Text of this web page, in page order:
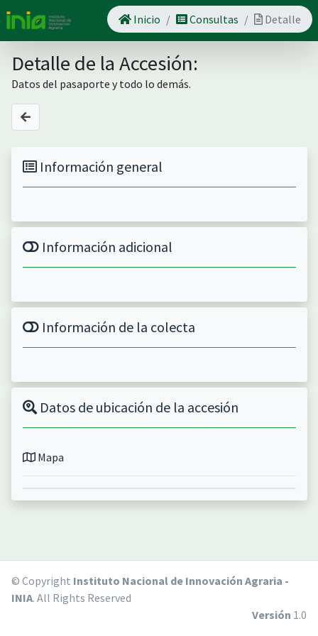
Inicio Consultas Detalle
Detalle de la Accesión:
Datos del pasaporte y todo lo demás.
Información general
Información adicional
Información de la colecta
Datos de ubicación de la accesión
Mapa
© Copyright Instituto Nacional de Innovación Agraria -
INIA. All Rights Reserved
Versión 1.0